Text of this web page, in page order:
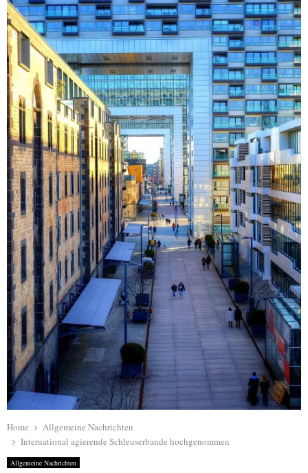
Home
Allgemeine Nachrichten
International agierende Schleuserbande hochgenommen
Allgemeine Nachrichten